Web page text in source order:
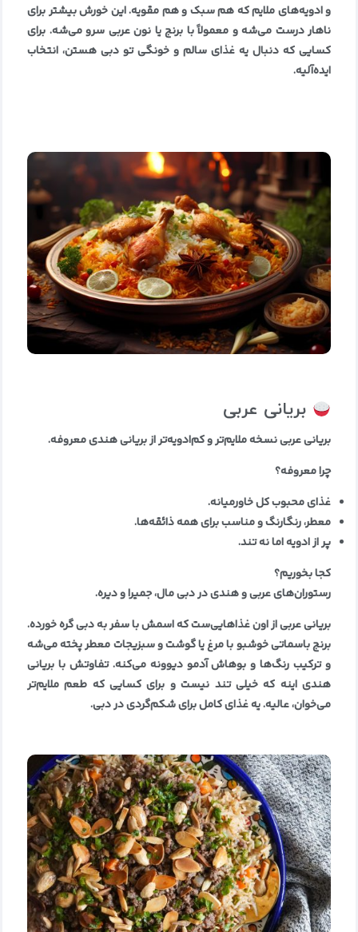
و ادویه‌های ملایم که هم سبک و هم مقویه. این خورش بیشتر برای
ناهار درست می‌شه و معمولاً با برنج یا نون عربی سرو می‌شه. برای
کسایی که دنبال یه غذای سالم و خونگی تو دبی هستن، انتخاب
ایده‌آلیه.
بریانی عربی
بریانی عربی نسخه ملایم‌تر و کم‌ادویه‌تر از بریانی هندی معروفه.
چرا معروفه؟
غذای محبوب کل خاورمیانه.
معطر، رنگارنگ و مناسب برای همه ذائقه‌ها.
پر از ادویه اما نه تند.
کجا بخوریم؟
رستوران‌های عربی و هندی در دبی مال، جمیرا و دیره.
بریانی عربی از اون غذاهایی‌ست که اسمش با سفر به دبی گره خورده.
برنج باسماتی خوشبو با مرغ یا گوشت و سبزیجات معطر پخته می‌شه
و ترکیب رنگ‌ها و بوهاش آدمو دیوونه می‌کنه. تفاوتش با بریانی
هندی اینه که خیلی تند نیست و برای کسایی که طعم ملایم‌تر
می‌خوان، عالیه. یه غذای کامل برای شکم‌گردی در دبی.